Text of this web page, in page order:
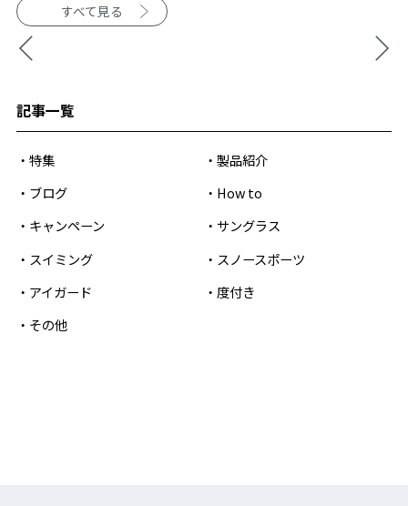
すべて見る
記事一覧
特集
製品紹介
ブログ
How to
キャンペーン
サングラス
スイミング
スノースポーツ
アイガード
度付き
その他